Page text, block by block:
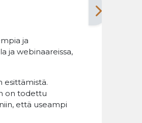
ja
ja webinaareissa,
esittämistä.
on todettu
että useampi